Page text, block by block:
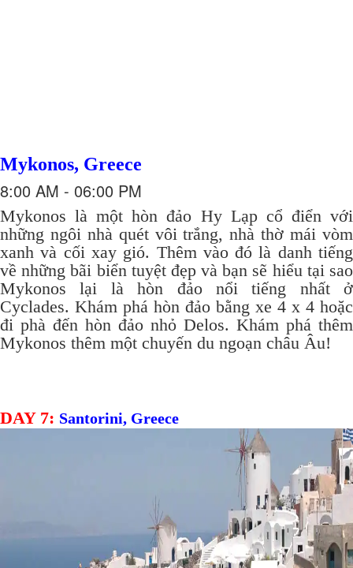
Mykonos, Greece
8:00 AM - 06:00 PM
Mykonos là một hòn đảo Hy Lạp cổ điển với
những ngôi nhà quét vôi trắng, nhà thờ mái vòm
xanh và cối xay gió. Thêm vào đó là danh tiếng
về những bãi biển tuyệt đẹp và bạn sẽ hiểu tại sao
Mykonos lại là hòn đảo nổi tiếng nhất ở
Cyclades. Khám phá hòn đảo bằng xe 4 x 4 hoặc
đi phà đến hòn đảo nhỏ Delos. Khám phá thêm
Mykonos thêm một chuyến du ngoạn châu Âu!
DAY 7: Santorini, Greece